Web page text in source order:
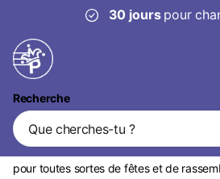
30 jours pour
Recherche
Gobelets
Les gobelets jetables jaunes sont un
pour toutes sortes de fêtes et de